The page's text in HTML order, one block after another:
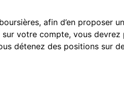
afin d’en proposer
votre compte, vous devrez
détenez des positions sur